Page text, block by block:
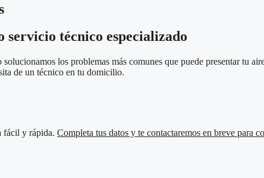
técnico especializado
los problemas más comunes que puede presentar tu
de un técnico en tu domicilio.
fácil y rápida. Completa tus datos y te contactaremos en breve para